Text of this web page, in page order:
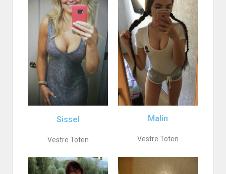
Sissel
Vestre Toten
Malin
Vestre Toten